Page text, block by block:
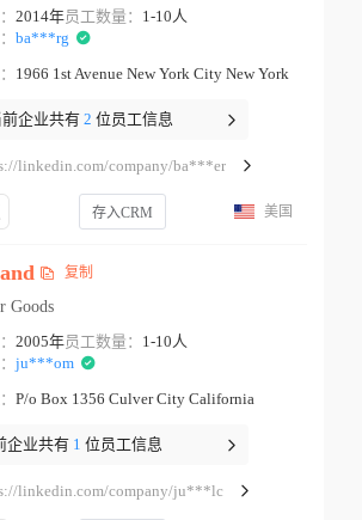
2014年员工数量： 1-10人
ba***rg
1966 1st Avenue New York City New York
前企业共有2 位员工信息
linkedin.com/company/ba***er
存入CRM 美国
复制
Goods
2005年员工数量： 1-10人
ju***om
P/o Box 1356 Culver City California
企业共有 1 位员工信息
linkedin.com/company/ju***lc